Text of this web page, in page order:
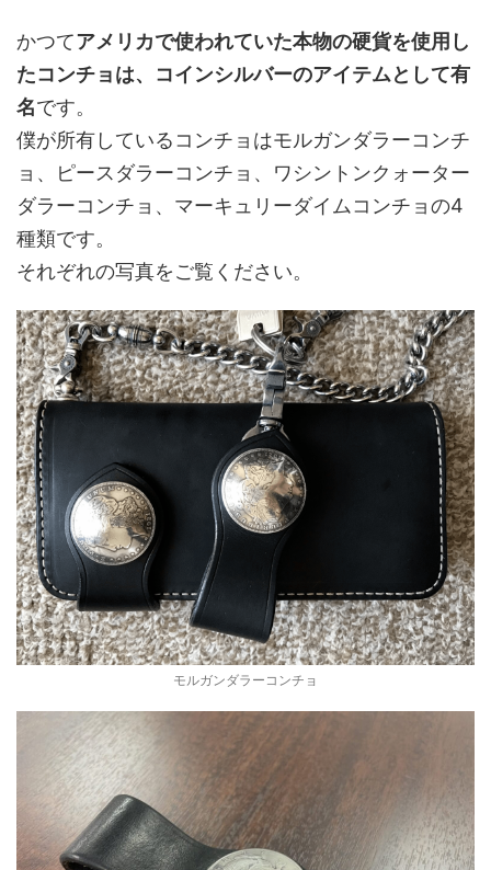
かつてアメリカで使われていた本物の硬貨を使用し
たコンチョは、コインシルバーのアイテムとして有
名です。
僕が所有しているコンチョはモルガンダラーコンチ
ョ、ピースダラーコンチョ、ワシントンクォーター
ダラーコンチョ、マーキュリーダイムコンチョの4
種類です。
それぞれの写真をご覧ください。
モルガンダラーコンチョ